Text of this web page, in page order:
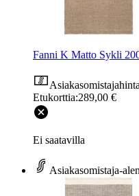
Fanni K Matto Sykli
Asiakasomistajahinta
Etukorttia:289,00 €
Ei saatavilla
Asiakasomistaja-